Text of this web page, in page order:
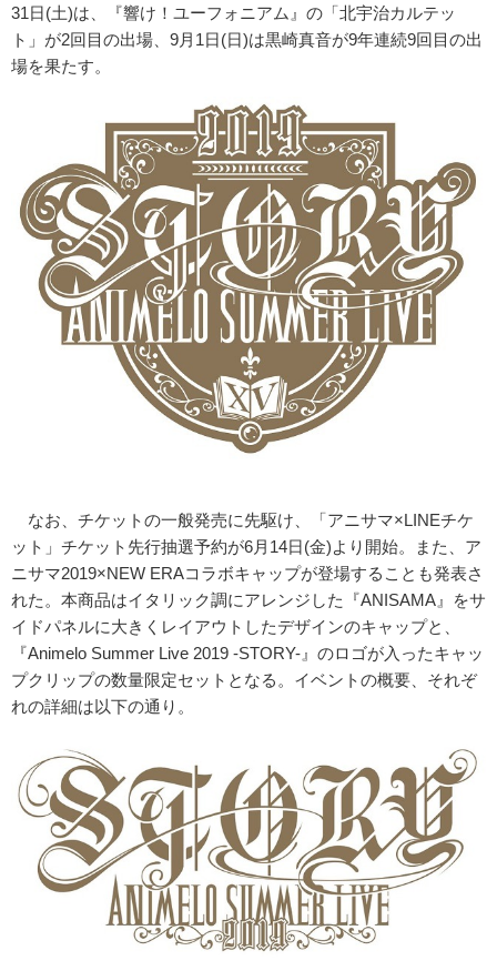
31日(土)は、『響け！ユーフォニアム』の「北宇治カルテッ
ト」が2回目の出場、9月1日(日)は黒崎真音が9年連続9回目の出
場を果たす。
なお、チケットの一般発売に先駆け、「アニサマ×LINEチケ
ット」チケット先行抽選予約が6月14日(金)より開始。また、ア
ニサマ2019×NEW ERAコラボキャップが登場することも発表さ
れた。本商品はイタリック調にアレンジした『ANISAMA』をサ
イドパネルに大きくレイアウトしたデザインのキャップと、
『Animelo Summer Live 2019 -STORY-』のロゴが入ったキャッ
プクリップの数量限定セットとなる。イベントの概要、それぞ
れの詳細は以下の通り。